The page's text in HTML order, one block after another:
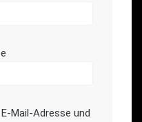
Mail-Adresse und